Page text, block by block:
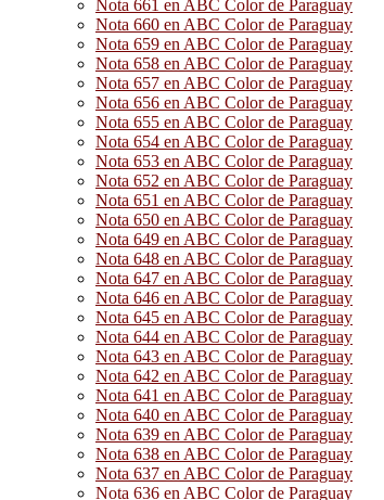
Nota 661 en ABC Color de Paraguay
Nota 660 en ABC Color de Paraguay
Nota 659 en ABC Color de Paraguay
Nota 658 en ABC Color de Paraguay
Nota 657 en ABC Color de Paraguay
Nota 656 en ABC Color de Paraguay
Nota 655 en ABC Color de Paraguay
Nota 654 en ABC Color de Paraguay
Nota 653 en ABC Color de Paraguay
Nota 652 en ABC Color de Paraguay
Nota 651 en ABC Color de Paraguay
Nota 650 en ABC Color de Paraguay
Nota 649 en ABC Color de Paraguay
Nota 648 en ABC Color de Paraguay
Nota 647 en ABC Color de Paraguay
Nota 646 en ABC Color de Paraguay
Nota 645 en ABC Color de Paraguay
Nota 644 en ABC Color de Paraguay
Nota 643 en ABC Color de Paraguay
Nota 642 en ABC Color de Paraguay
Nota 641 en ABC Color de Paraguay
Nota 640 en ABC Color de Paraguay
Nota 639 en ABC Color de Paraguay
Nota 638 en ABC Color de Paraguay
Nota 637 en ABC Color de Paraguay
Nota 636 en ABC Color de Paraguay